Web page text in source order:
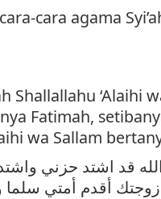
cara agama
Shallallahu ‘Alaihi
Fatimah,
wa Sallam
قد اشتد حزني
أقدم أمتي